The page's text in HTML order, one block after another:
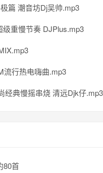
篇 潮音坊Dj吴帅.mp3
重慢节奏 DJPlus.mp3
流行热电嗨曲.mp3
经典慢摇串烧 清远Djk仔.mp3
80首